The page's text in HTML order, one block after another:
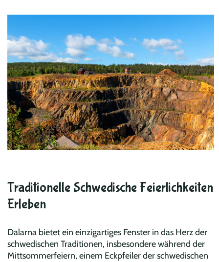
Traditionelle Schwedische Feierlichkeiten
Erleben
Dalarna bietet ein einzigartiges Fenster in das Herz der
schwedischen Traditionen, insbesondere während der
Mittsommerfeiern, einem Eckpfeiler der schwedischen